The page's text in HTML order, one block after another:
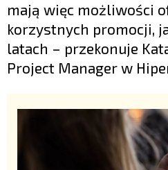
mają więc możliwości
korzystnych promocji,
latach – przekonuje
Project Manager w